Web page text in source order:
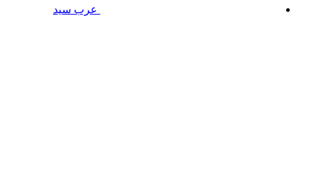
عرب سيد